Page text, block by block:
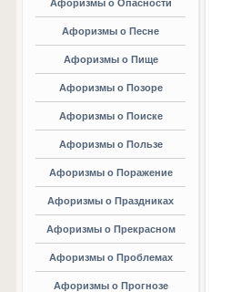
Афоризмы о Опасности
Афоризмы о Песне
Афоризмы о Пище
Афоризмы о Позоре
Афоризмы о Поиске
Афоризмы о Пользе
Афоризмы о Поражение
Афоризмы о Праздниках
Афоризмы о Прекрасном
Афоризмы о Проблемах
Афоризмы о Прогнозе